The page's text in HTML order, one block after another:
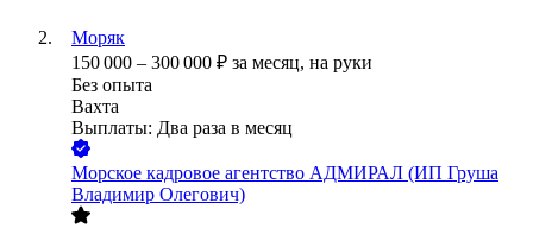
Моряк
150 000 – 300 000 ₽ за месяц, на руки
Без опыта
Вахта
Выплаты: Два раза в месяц
Морское кадровое агентство АДМИРАЛ (ИП Груша
Владимир Олегович)